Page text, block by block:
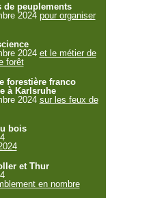
de peuplements
2024 pour organiser
2024 et le métier de
forêt
forestière franco
à Karlsruhe
2024 sur les feux de
bois
et Thur
en nombre